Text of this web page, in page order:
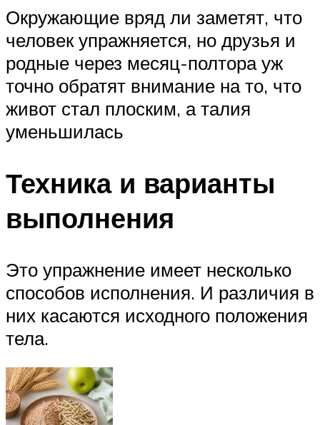
Окружающие вряд ли заметят, что
человек упражняется, но друзья и
родные через месяц-полтора уж
точно обратят внимание на то, что
живот стал плоским, а талия
уменьшилась
Техника и варианты
выполнения
Это упражнение имеет несколько
способов исполнения. И различия в
них касаются исходного положения
тела.